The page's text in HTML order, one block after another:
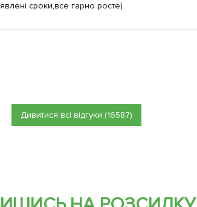
сроки,все гарно росте)
Дивитися всі відгуки (16587)